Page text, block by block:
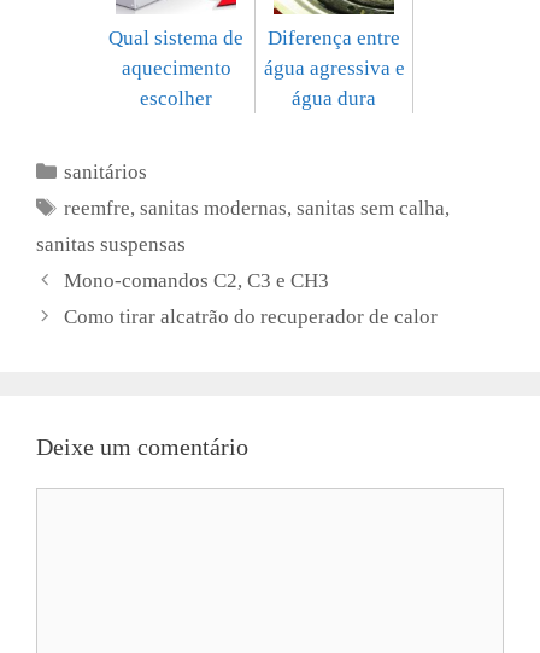
Qual sistema de
aquecimento
escolher
Diferença entre
água agressiva e
água dura
Categorias
sanitários
Etiquetas
reemfre,sanitas modernas,sanitas sem calha,
sanitas suspensas
Mono-comandos C2, C3 e CH3
Como tirar alcatrão do recuperador de calor
Deixe um comentário